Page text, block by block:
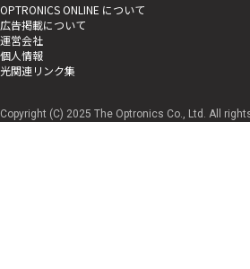
OPTRONICS ONLINE について
広告掲載について
運営会社
個人情報
光関連リンク集
Copyright (C) 2025 The Optronics Co., Ltd. All